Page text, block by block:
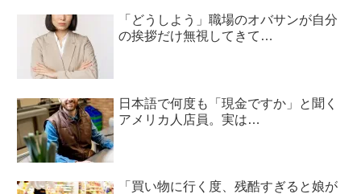
「どうしよう」職場のオバサンが自分
の挨拶だけ無視してきて…
日本語で何度も「現金ですか」と聞く
アメリカ人店員。実は…
「買い物に行く度、残酷すぎると娘が